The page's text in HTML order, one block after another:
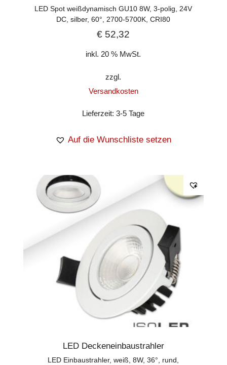
LED Spot weißdynamisch GU10 8W, 3-polig, 24V
DC, silber, 60°, 2700-5700K, CRI80
€ 52,32
inkl. 20 % MwSt.
zzgl.
Versandkosten
Lieferzeit:3-5 Tage
Auf die Wunschliste setzen
LED Deckeneinbaustrahler
LED Einbaustrahler, weiß, 8W, 36°, rund,